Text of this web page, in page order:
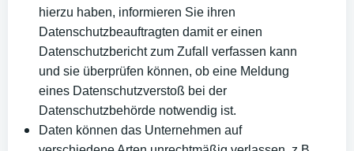
hierzu haben, informieren Sie ihren
Datenschutzbeauftragten damit er einen
Datenschutzbericht zum Zufall verfassen kann
und sie überprüfen können, ob eine Meldung
eines Datenschutzverstoß bei der
Datenschutzbehörde notwendig ist.
Daten können das Unternehmen auf